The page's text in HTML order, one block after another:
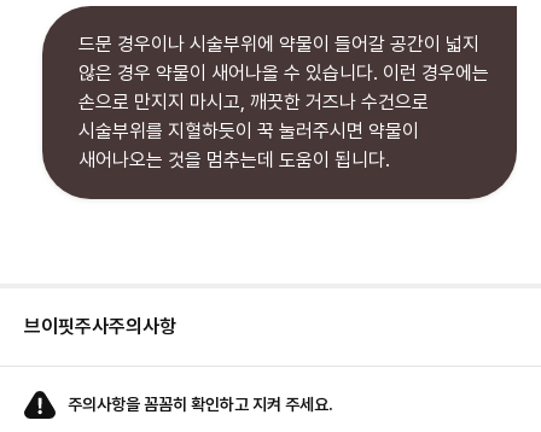
드문 경우이나 시술부위에 약물이 들어갈 공간이 넓지
않은 경우 약물이 새어나올 수 있습니다. 이런 경우에는
손으로 만지지 마시고, 깨끗한 거즈나 수건으로
시술부위를 지혈하듯이 꾹 눌러주시면 약물이
새어나오는 것을 멈추는데 도움이 됩니다.
브이핏주사주의사항
주의사항을 꼼꼼히 확인하고 지켜 주세요.